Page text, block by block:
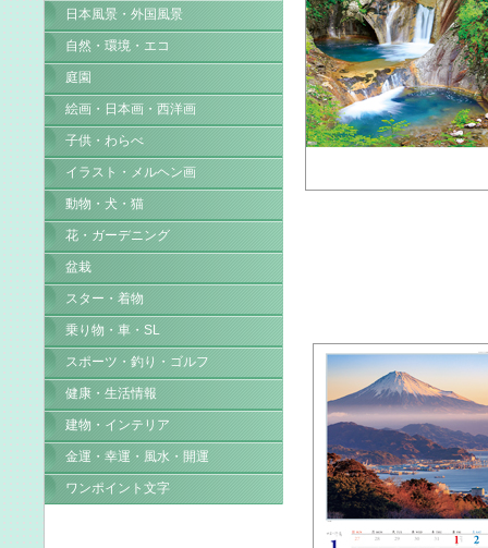
日本風景・外国風景
自然・環境・エコ
庭園
絵画・日本画・西洋画
子供・わらべ
イラスト・メルヘン画
動物・犬・猫
花・ガーデニング
盆栽
スター・着物
乗り物・車・SL
スポーツ・釣り・ゴルフ
健康・生活情報
建物・インテリア
金運・幸運・風水・開運
ワンポイント文字